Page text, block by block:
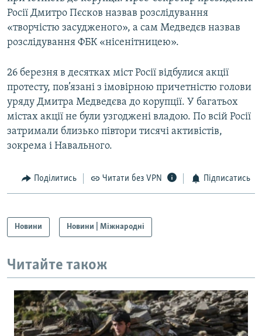
Росії Дмитро Пєсков назвав розслідування
«творчістю засудженого», а сам Медведєв назвав
розслідування ФБК «нісенітницею».
26 березня в десятках міст Росії відбулися акції
протесту, пов’язані з імовірною причетністю голови
уряду Дмитра Медведєва до корупції. У багатьох
містах акції не були узгоджені владою. По всій Росії
затримали близько півтори тисячі активістів,
зокрема і Навального.
Поділитись Читати без VPN Підписатись
Новини Новини | Міжнародні
Читайте також